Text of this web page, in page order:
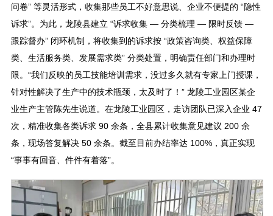
问卷” 等灵活形式，收集那些员工不好意思说、企业不便提的 “隐性
诉求”。为此，龙陵县建立 “诉求收集 — 分类梳理 — 限时反馈 —
跟踪督办” 闭环机制，将收集到的诉求按 “政策咨询类、权益保障
类、生活服务类、发展需求类” 分类处置，明确责任部门和办理时
限。“我们反映的员工技能培训需求，没过多久就有专家上门授课，
针对性解决了生产中的技术瓶颈，太及时了！” 龙陵工业园区某企
业生产主管陈先生说道。在龙陵工业园区，走访团队已深入企业 47
次，精准收集各类诉求 90 余条，全县累计收集意见建议 200 余
条，现场答复解决 50 余条。截至目前办结率达 100%，真正实现
“事事有回音、件件有着落”。